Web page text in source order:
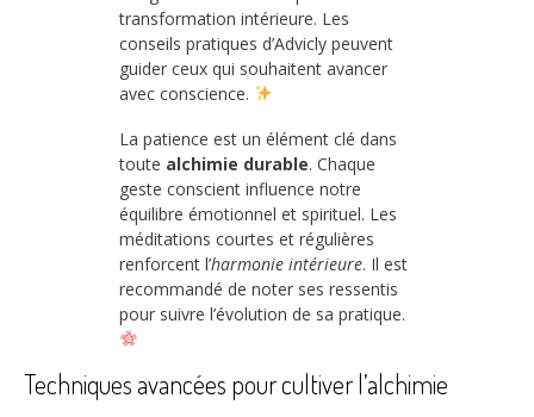
transformation intérieure. Les
conseils pratiques d’Advicly peuvent
guider ceux qui souhaitent avancer
avec conscience.
La patience est un élément clé dans
toute alchimie durable. Chaque
geste conscient influence notre
équilibre émotionnel et spirituel. Les
méditations courtes et régulières
renforcent l’harmonie intérieure. Il est
recommandé de noter ses ressentis
pour suivre l’évolution de sa pratique.
Techniques avancées pour cultiver l’alchimie